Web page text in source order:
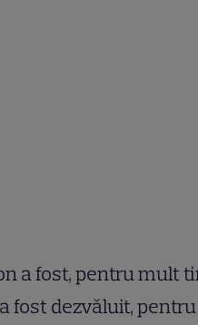
a fost, pentru mult
fost dezvăluit,